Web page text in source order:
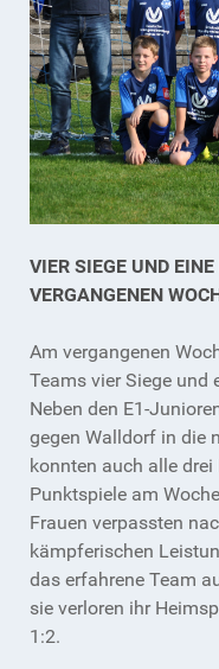
VIER SIEGE UND
VERGANGENEN
Am vergangenen
Teams vier Siege und
Neben den E1-
gegen Walldorf in die
konnten auch alle
Punktspiele am
Frauen verpassten
kämpferischen
das erfahrene Team
sie verloren ihr
1:2.